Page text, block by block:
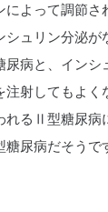
によって調節さ
ュリン分泌が
病と、インシ
射してもよく
れるⅡ型糖尿病
尿病だそうで